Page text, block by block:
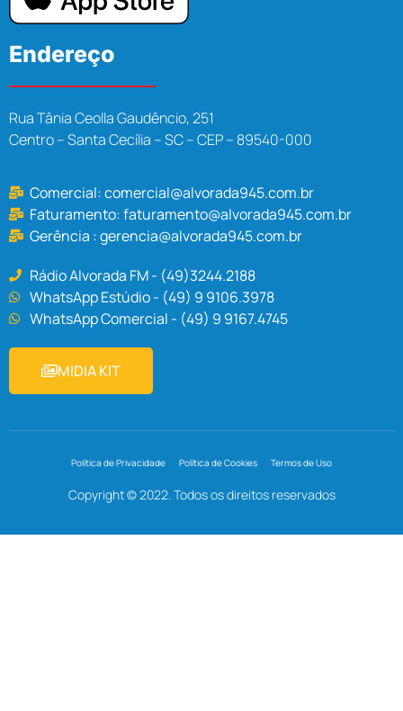
Endereço
Rua Tânia Ceolla Gaudêncio, 251
Centro – Santa Cecília – SC – CEP – 89540-000
Comercial:comercial@alvorada945.com.br
Faturamento:faturamento@alvorada945.com.br
Gerência :gerencia@alvorada945.com.br
Rádio Alvorada FM - (49)3244.2188
WhatsApp Estúdio - (49) 9 9106.3978
WhatsApp Comercial - (49) 9 9167.4745
MIDIA KIT
Política de Privacidade Política de Cookies Termos de Uso
Copyright © 2022. Todos os direitos reservados